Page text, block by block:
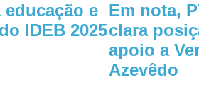
educação e
IDEB 2025
Em nota,
clara
apoio a
Azevêdo